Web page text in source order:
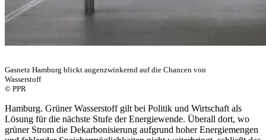
Gasnetz Hamburg blickt augenzwinkernd auf die Chancen von
Wasserstoff
© PPR
Hamburg. Grüner Wasserstoff gilt bei Politik und Wirtschaft als
Lösung für die nächste Stufe der Energiewende. Überall dort, wo
grüner Strom die Dekarbonisierung aufgrund hoher Energiemengen